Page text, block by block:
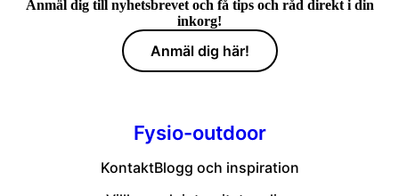
Anmäl dig till nyhetsbrevet och få tips och råd direkt i din
inkorg!
Anmäl dig här!
Fysio-outdoor
KontaktBlogg och inspiration